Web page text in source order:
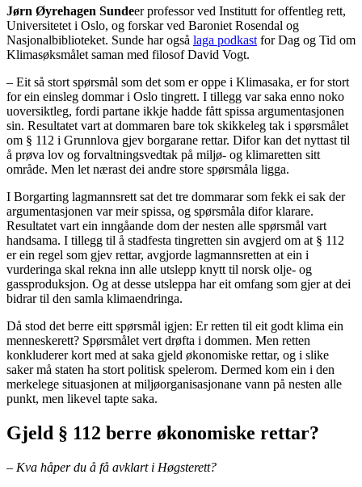
Jørn Øyrehagen Sundeer professor ved Institutt for offentleg rett,
Universitetet i Oslo, og forskar ved Baroniet Rosendal og
Nasjonalbiblioteket. Sunde har også laga podkastfor Dag og Tid om
Klimasøksmålet saman med filosof David Vogt.
– Eit så stort spørsmål som det som er oppe i Klimasaka, er for stort
for ein einsleg dommar i Oslo tingrett. I tillegg var saka enno noko
uoversiktleg, fordi partane ikkje hadde fått spissa argumentasjonen
sin. Resultatet vart at dommaren bare tok skikkeleg tak i spørsmålet
om § 112 i Grunnlova gjev borgarane rettar. Difor kan det nyttast til
å prøva lov og forvaltningsvedtak på miljø- og klimaretten sitt
område. Men let nærast dei andre store spørsmåla ligga.
I Borgarting lagmannsrett sat det tre dommarar som fekk ei sak der
argumentasjonen var meir spissa, og spørsmåla difor klarare.
Resultatet vart ein inngåande dom der nesten alle spørsmål vart
handsama. I tillegg til å stadfesta tingretten sin avgjerd om at § 112
er ein regel som gjev rettar, avgjorde lagmannsretten at ein i
vurderinga skal rekna inn alle utslepp knytt til norsk olje- og
gassproduksjon. Og at desse utsleppa har eit omfang som gjer at dei
bidrar til den samla klimaendringa.
Då stod det berre eitt spørsmål igjen: Er retten til eit godt klima ein
menneskerett? Spørsmålet vert drøfta i dommen. Men retten
konkluderer kort med at saka gjeld økonomiske rettar, og i slike
saker må staten ha stort politisk spelerom. Dermed kom ein i den
merkelege situasjonen at miljøorganisasjonane vann på nesten alle
punkt, men likevel tapte saka.
Gjeld § 112 berre økonomiske rettar?
– Kva håper du å få avklart i Høgsterett?